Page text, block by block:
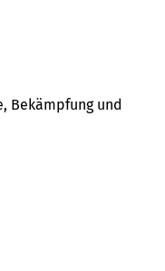
Bekämpfung und